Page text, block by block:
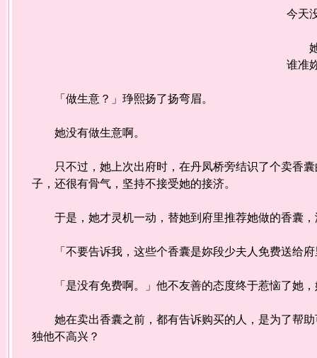
今天
她
谁准
「做生意？」琤熙扬了扬弯眉。
她没有做生意啊。
只不过，她上次出府时，在丹凤桥旁结识了个卖香囊
子，还很有骨气，坚持不接受她的接济。
于是，她才灵机一动，替她到府里推荐她做的香囊，
「不要告诉我，这些个香囊是妳段少夫人免费送给府
「是没有免费啊。」他不友善的态度终于惹恼了她，
她在卖出香囊之前，都有告诉购买的人，是为了帮助
独他不高兴？